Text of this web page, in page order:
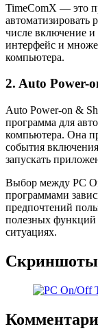
TimeComX — это
автоматизировать
числе включение
интерфейс и
компьютера.
2. Auto Power-
Auto Power-on &
программа для
компьютера. Она
события
запускать
Выбор между PC
программами
предпочтений
полезных функций
ситуациях.
Скриншоты